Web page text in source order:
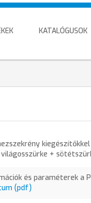
KATALÓGUSOK
világosszürke +
és paraméterek a
(pdf)